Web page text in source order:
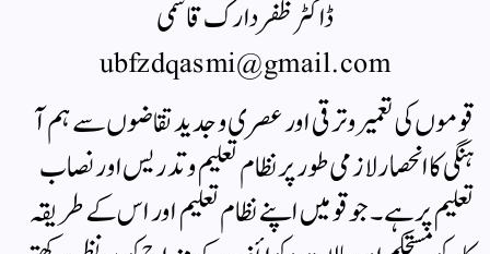
ڈاکٹر ظفردارک قاسمی
ubfzdqasmi@gmail.com
قوموں کی تعمیر وترقی اور عصری و جدید تقاضوں سے ہم آ
ہنگی کا انحصار لازمی طور پر نظام تعلیم وتدریس اور نصاب
تعلیم پر ہے۔ جو قومیں اپنے نظام تعلیم اور اس کے طریقہ